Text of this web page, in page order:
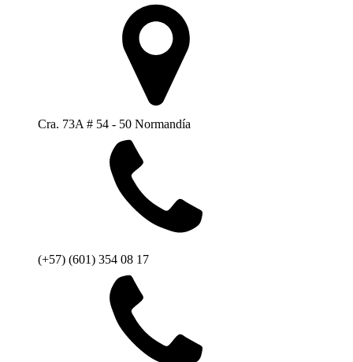
Cra. 73A # 54 - 50 Normandía
(+57) (601) 354 08 17